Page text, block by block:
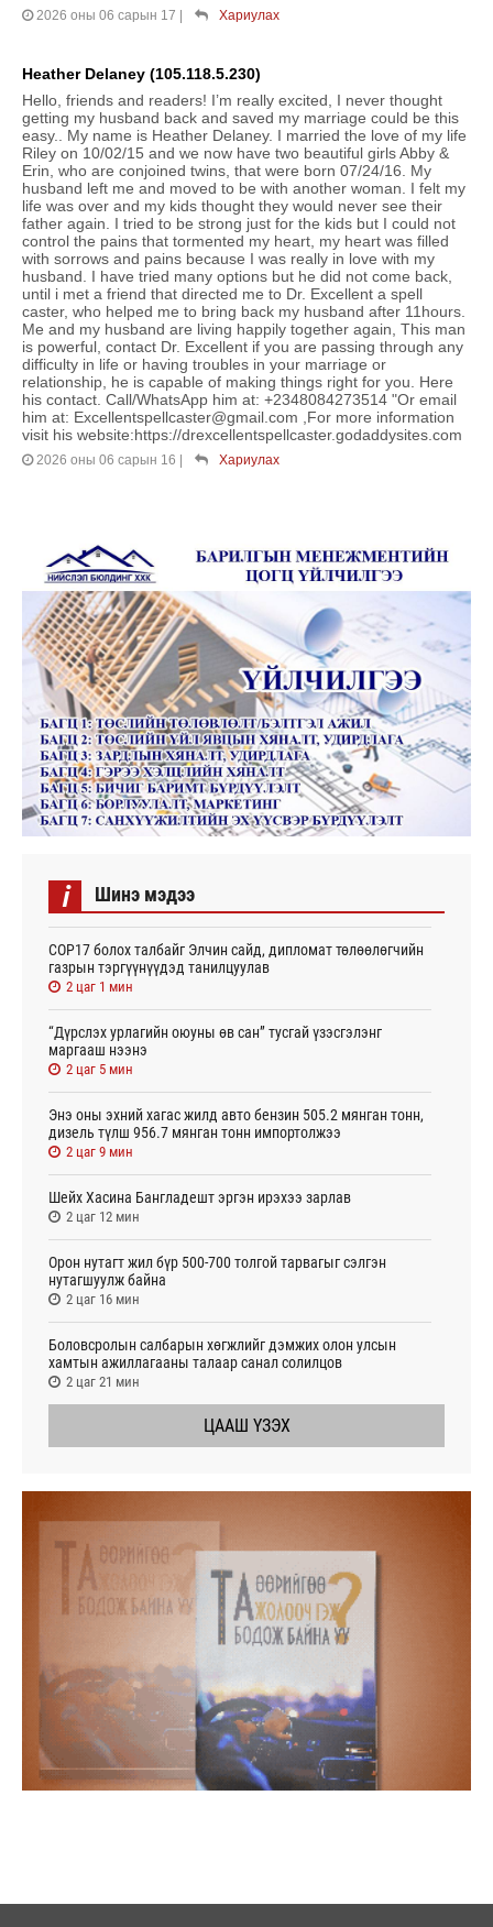
2026 оны 06 сарын 17 | Хариулах
Heather Delaney (105.118.5.230)
Hello, friends and readers! I’m really excited, I never thought
getting my husband back and saved my marriage could be this
easy.. My name is Heather Delaney. I married the love of my life
Riley on 10/02/15 and we now have two beautiful girls Abby &
Erin, who are conjoined twins, that were born 07/24/16. My
husband left me and moved to be with another woman. I felt my
life was over and my kids thought they would never see their
father again. I tried to be strong just for the kids but I could not
control the pains that tormented my heart, my heart was filled
with sorrows and pains because I was really in love with my
husband. I have tried many options but he did not come back,
until i met a friend that directed me to Dr. Excellent a spell
caster, who helped me to bring back my husband after 11hours.
Me and my husband are living happily together again, This man
is powerful, contact Dr. Excellent if you are passing through any
difficulty in life or having troubles in your marriage or
relationship, he is capable of making things right for you. Here
his contact. Call/WhatsApp him at: +2348084273514 "Or email
him at: Excellentspellcaster@gmail.com ,For more information
visit his website:https://drexcellentspellcaster.godaddysites.com
2026 оны 06 сарын 16 | Хариулах
i Шинэ мэдээ
СОР17 болох талбайг Элчин сайд, дипломат төлөөлөгчийн
газрын тэргүүнүүдэд танилцуулав
2 цаг 1 мин
“Дүрслэх урлагийн оюуны өв сан” тусгай үзэсгэлэнг
маргааш нээнэ
2 цаг 5 мин
Энэ оны эхний хагас жилд авто бензин 505.2 мянган тонн,
дизель түлш 956.7 мянган тонн импортолжээ
2 цаг 9 мин
Шейх Хасина Бангладешт эргэн ирэхээ зарлав
2 цаг 12 мин
Орон нутагт жил бүр 500-700 толгой тарвагыг сэлгэн
нутагшуулж байна
2 цаг 16 мин
Боловсролын салбарын хөгжлийг дэмжих олон улсын
хамтын ажиллагааны талаар санал солилцов
2 цаг 21 мин
ЦААШ ҮЗЭХ